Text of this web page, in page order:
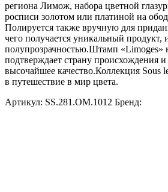
региона Лимож, набора цветной
росписи золотом или платиной на
Полируется также вручную для
чего получается уникальный продукт,
полупрозрачностью.Штамп «Limoges»
подтверждает страну происхождения и
высочайшее качество.Коллекция Sous
в путешествие в мир цвета.
Артикул: SS.281.ОМ.1012 Бренд: